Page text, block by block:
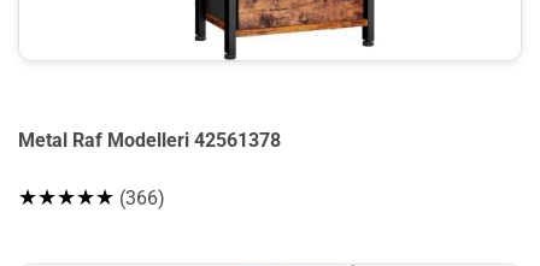
Metal Raf Modelleri 42561378
★★★★★ (366)